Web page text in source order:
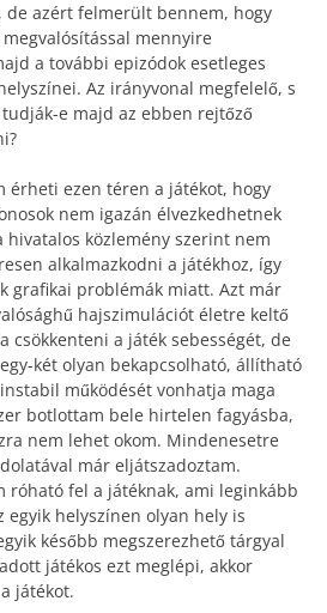
azért felmerült bennem, hogy
mennyire
a további epizódok esetleges
Az irányvonal megfelelő, s
e majd az ebben rejtőző
érheti ezen téren a játékot, hogy
nem igazán élvezkedhetnek
hivatalos közlemény szerint nem
alkalmazkodni a játékhoz, így
grafikai problémák miatt. Azt már
hajszimulációt életre keltő
csökkenteni a játék sebességét, de
két olyan bekapcsolható, állítható
működését vonhatja maga
botlottam bele hirtelen fagyásba,
nem lehet okom. Mindenesetre
már eljátszadoztam.
róható fel a játéknak, ami leginkább
egyik helyszínen olyan hely is
később megszerezhető tárgyal
játékos ezt meglépi, akkor
játékot.